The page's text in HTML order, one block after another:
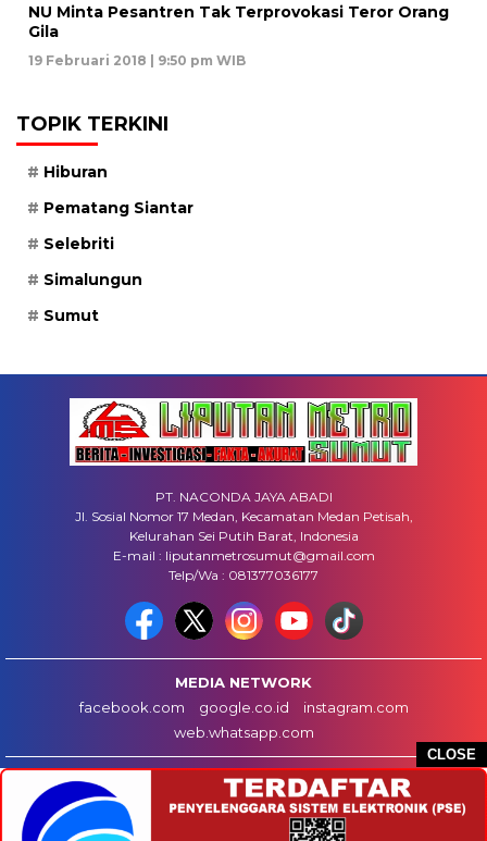
CLOSE
NU Minta Pesantren Tak Terprovokasi Teror Orang
Gila
19 Februari 2018 | 9:50 pm WIB
TOPIK TERKINI
Hiburan
Pematang Siantar
Selebriti
Simalungun
Sumut
PT. NACONDA JAYA ABADI
Jl. Sosial Nomor 17 Medan, Kecamatan Medan Petisah,
Kelurahan Sei Putih Barat, Indonesia
E-mail : liputanmetrosumut@gmail.com
Telp/Wa : 081377036177
MEDIA NETWORK
facebook.com
google.co.id
instagram.com
web.whatsapp.com
HOME INFO IKLAN
DISCLAIMER
HUBUNGI KAMI
REDAKSI